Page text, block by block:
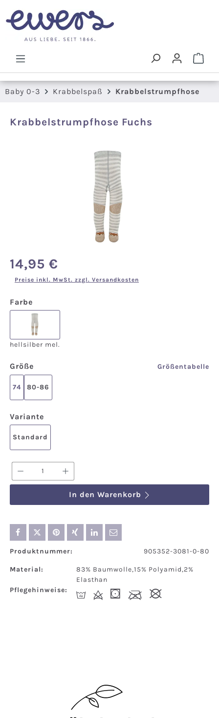
Zum Hauptinhalt springen
Baby 0-3 Krabbelspaß Krabbelstrumpfhose
Krabbelstrumpfhose Fuchs
Bildergalerie überspringen
Regulärer Preis:
14,95 €
Preise inkl. MwSt. zzgl. Versandkosten
Farbe
hellsilber mel.
hellsilber mel.
Größe Größentabelle
74 80-86
Variante
Standard
Produkt Anzahl: Gib den
In den Warenkorb
Produktnummer: 905352-3081-0-80
Material:
83% Baumwolle,15% Polyamid,2%
Elasthan
Pflegehinweise:
I d ( l #